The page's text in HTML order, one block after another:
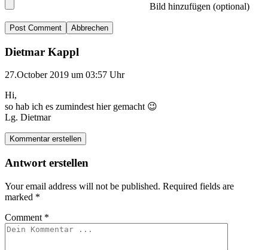
Bild hinzufügen (optional)
Abbrechen
Dietmar Kappl
27.October 2019 um 03:57 Uhr
Hi,
so hab ich es zumindest hier gemacht 😉
Lg. Dietmar
Kommentar erstellen
Antwort erstellen
Your email address will not be published. Required fields are
marked *
Comment *